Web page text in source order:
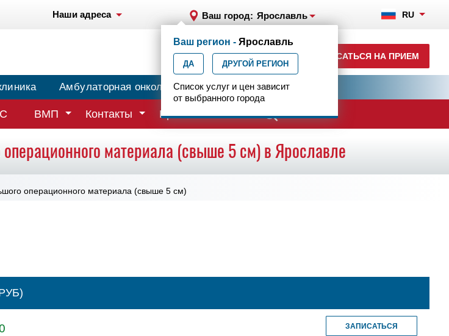
Наши адреса Ваш город: Ярославль RU
+7 (4852) 208-218
ежедн. 7.00-23.00
ЗАПИСАТЬСЯ НА ПРИЕМ
Ваш регион - Ярославль
ДА ДРУГОЙ РЕГИОН
Список услуг и цен зависит
от выбранного города
Амбулаторная онкология Центр эпилептологии
ВМП Контакты Врачи
материала (свыше 5 см) в Ярославле
операционного материала (свыше 5 см)
ЗАПИСАТЬСЯ